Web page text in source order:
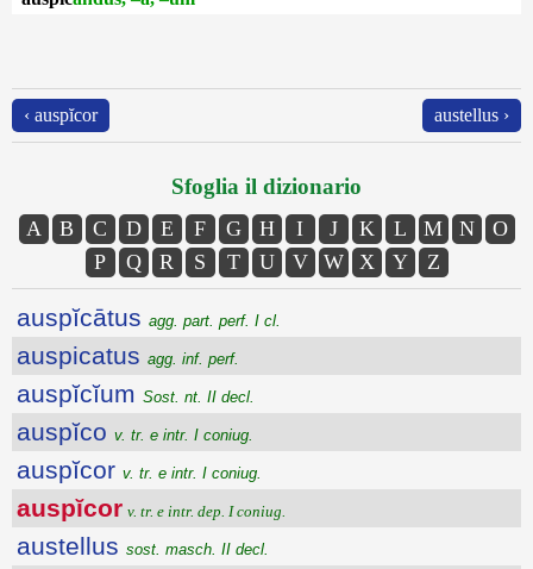
‹ auspĭcor austellus ›
Sfoglia il dizionario
A B C D E F G H I J K L M N
O
P
Q R S T U V W X Y Z
auspĭcātus agg. part. perf. I cl.
auspicatus agg. inf. perf.
auspĭcĭum Sost. nt. II decl.
auspĭco v. tr. e intr. I coniug.
auspĭcor v. tr. e intr. I coniug.
auspĭcor v. tr. e intr. dep. I coniug.
austellus sost. masch. II decl.